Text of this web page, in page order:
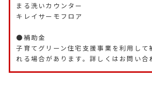
まる洗いカウンター
キレイサーモフロア
●補助金
子育てグリーン住宅支援事業を利用して
れる場合があります。詳しくはお問い合